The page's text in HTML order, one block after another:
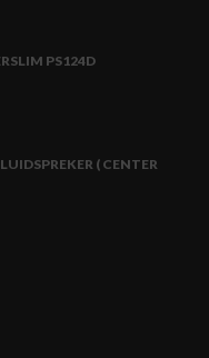
PS124D
( CENTER